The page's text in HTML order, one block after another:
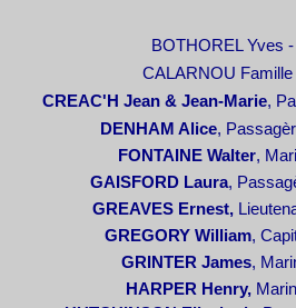
BOTHOREL Yves
CALARNOU Famille
CREAC'H Jean & Jean-Marie,
DENHAM Alice,
FONTAINEWalter,
GAISFORDLaura,
GREAVESErnest,
GREGORY William,
GRINTER James,
HARPER Henry,